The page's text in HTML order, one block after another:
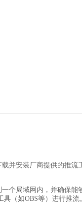
并安装厂商提供的推流
个局域网内，并确保
（如OBS等）进行推流